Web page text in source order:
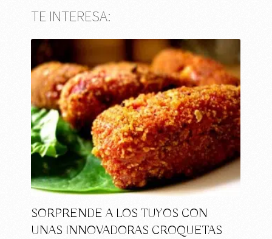
TE INTERESA:
SORPRENDE A LOS TUYOS CON
UNAS INNOVADORAS CROQUETAS